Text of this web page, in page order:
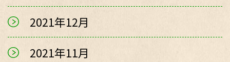
2021年12月
2021年11月